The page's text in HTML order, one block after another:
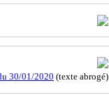
30/01/2020 (texte abrogé)